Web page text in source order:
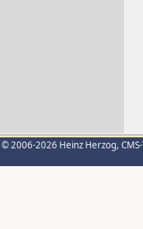
© 2006-2026 Heinz Herzog,